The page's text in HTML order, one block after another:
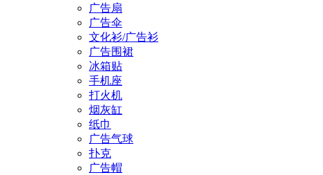
广告扇
广告伞
文化衫/广告衫
广告围裙
冰箱贴
手机座
打火机
烟灰缸
纸巾
广告气球
扑克
广告帽